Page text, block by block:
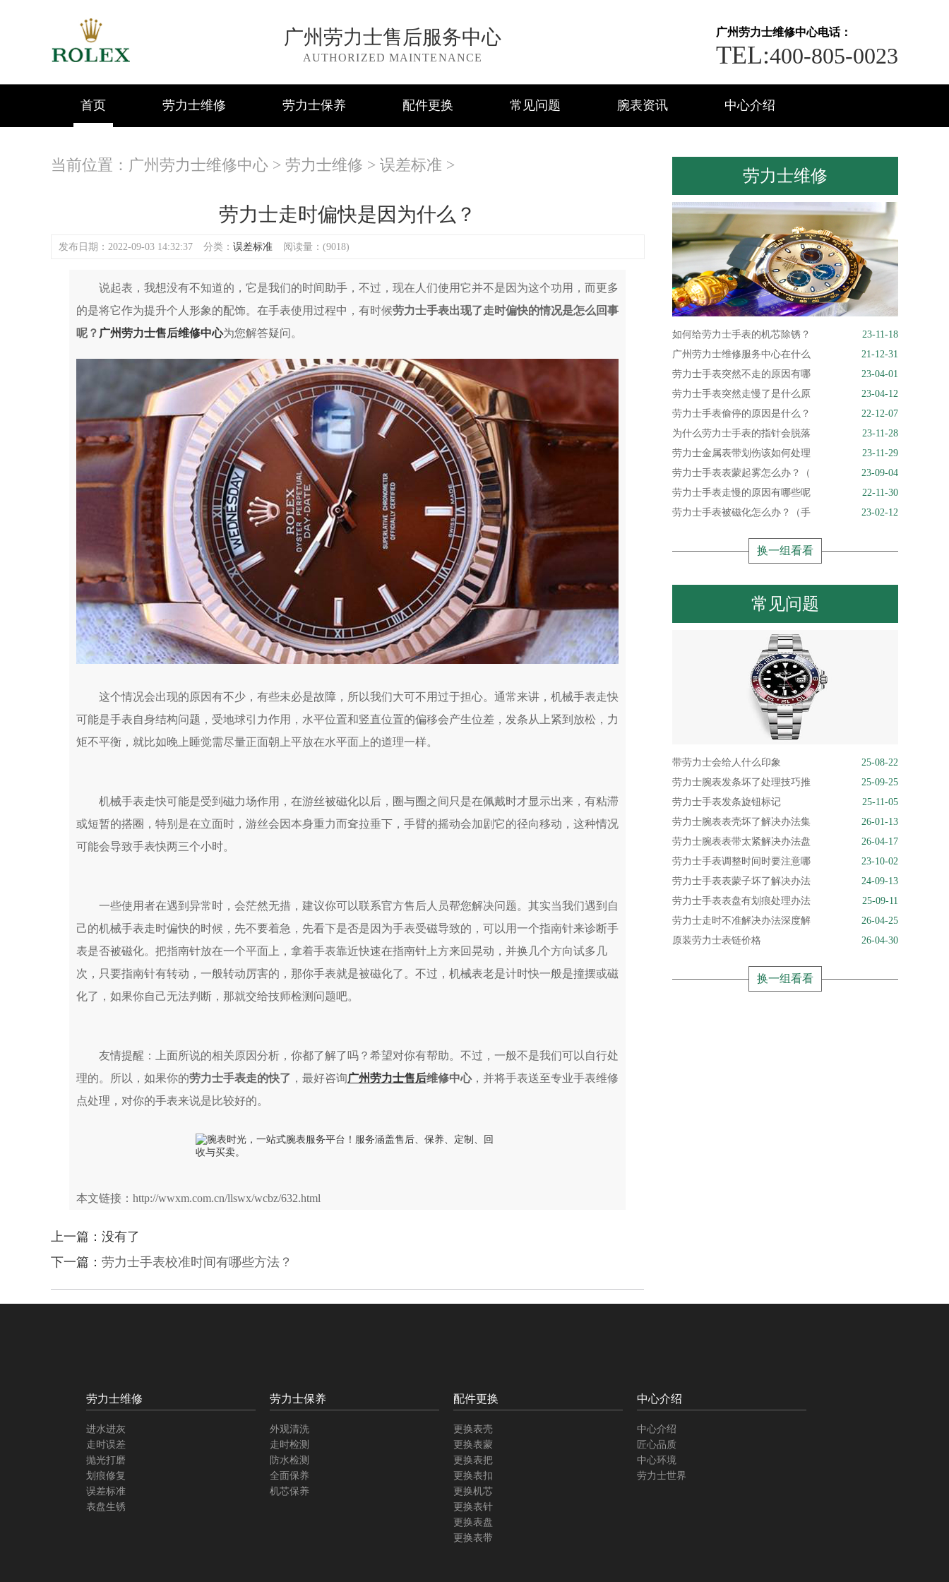
广州劳力士售后服务中心
AUTHORIZED MAINTENANCE
广州劳力士维修中心电话：
TEL:400-805-0023
首页 劳力士维修 劳力士保养 配件更换 常见问题 腕表资讯 中心介绍
当前位置： 广州劳力士维修中心 > 劳力士维修 > 误差标准 >
劳力士走时偏快是因为什么？
发布日期：2022-09-03 14:32:37 分类： 误差标准 阅读量：(9018)
说起表，我想没有不知道的，它是我们的时间助手，不过，现在人们使用它并不是因为这个功用，而更多
的是将它作为提升个人形象的配饰。在手表使用过程中，有时候劳力士手表出现了走时偏快的情况是怎么回事
呢？ 广州劳力士售后维修中心为您解答疑问。
这个情况会出现的原因有不少，有些未必是故障，所以我们大可不用过于担心。通常来讲，机械手表走快
可能是手表自身结构问题，受地球引力作用，水平位置和竖直位置的偏移会产生位差，发条从上紧到放松，力
矩不平衡，就比如晚上睡觉需尽量正面朝上平放在水平面上的道理一样。
机械手表走快可能是受到磁力场作用，在游丝被磁化以后，圈与圈之间只是在佩戴时才显示出来，有粘滞
或短暂的搭圈，特别是在立面时，游丝会因本身重力而耷拉垂下，手臂的摇动会加剧它的径向移动，这种情况
可能会导致手表快两三个小时。
一些使用者在遇到异常时，会茫然无措，建议你可以联系官方售后人员帮您解决问题。其实当我们遇到自
己的机械手表走时偏快的时候，先不要着急，先看下是否是因为手表受磁导致的，可以用一个指南针来诊断手
表是否被磁化。把指南针放在一个平面上，拿着手表靠近快速在指南针上方来回晃动，并换几个方向试多几
次，只要指南针有转动，一般转动厉害的，那你手表就是被磁化了。不过，机械表老是计时快一般是撞摆或磁
化了，如果你自己无法判断，那就交给技师检测问题吧。
友情提醒：上面所说的相关原因分析，你都了解了吗？希望对你有帮助。不过，一般不是我们可以自行处
理的。所以，如果你的劳力士手表走的快了 ，最好咨询广州劳力士售后维修中心，并将手表送至专业手表维修
点处理，对你的手表来说是比较好的。
本文链接：http://wwxm.com.cn/llswx/wcbz/632.html
上一篇：没有了
下一篇： 劳力士手表校准时间有哪些方法？
劳力士维修
如何给劳力士手表的机芯除锈？
23-11-18
广州劳力士维修服务中心在什么
21-12-31
劳力士手表突然不走的原因有哪
23-04-01
劳力士手表突然走慢了是什么原
23-04-12
劳力士手表偷停的原因是什么？
22-12-07
为什么劳力士手表的指针会脱落
23-11-28
劳力士金属表带划伤该如何处理
23-11-29
劳力士手表表蒙起雾怎么办？（
23-09-04
劳力士手表走慢的原因有哪些呢
22-11-30
劳力士手表被磁化怎么办？（手
23-02-12
换一组看看
常见问题
带劳力士会给人什么印象
25-08-22
劳力士腕表发条坏了处理技巧推
25-09-25
劳力士手表发条旋钮标记
25-11-05
劳力士腕表表壳坏了解决办法集
26-01-13
劳力士腕表表带太紧解决办法盘
26-04-17
劳力士手表调整时间时要注意哪
23-10-02
劳力士手表表蒙子坏了解决办法
24-09-13
劳力士手表表盘有划痕处理办法
25-09-11
劳力士走时不准解决办法深度解
26-04-25
原装劳力士表链价格
26-04-30
换一组看看
劳力士维修
进水进灰
走时误差
抛光打磨
划痕修复
误差标准
表盘生锈
劳力士保养
外观清洗
走时检测
防水检测
全面保养
机芯保养
配件更换
更换表壳
更换表蒙
更换表把
更换表扣
更换机芯
更换表针
更换表盘
更换表带
中心介绍
中心介绍
匠心品质
中心环境
劳力士世界